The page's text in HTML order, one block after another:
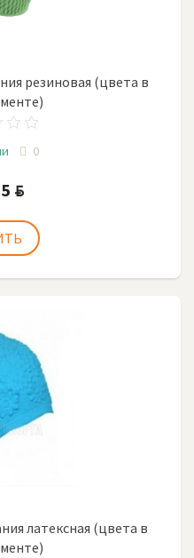
резиновая (цвета в
0
BYN
латексная (цвета в